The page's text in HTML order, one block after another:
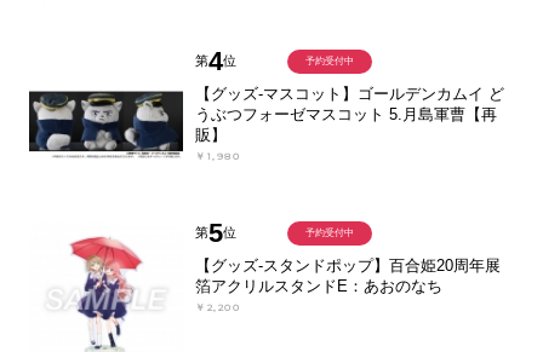
第4位
【グッズ-マスコット】ゴールデンカムイ ど
うぶつフォーゼマスコット 5.月島軍曹【再
販】
￥1,980
予約受付中
第5位
【グッズ-スタンドポップ】百合姫20周年展
箔アクリルスタンドE：あおのなち
￥2,200
予約受付中